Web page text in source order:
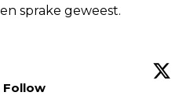
sprake geweest.
Follow